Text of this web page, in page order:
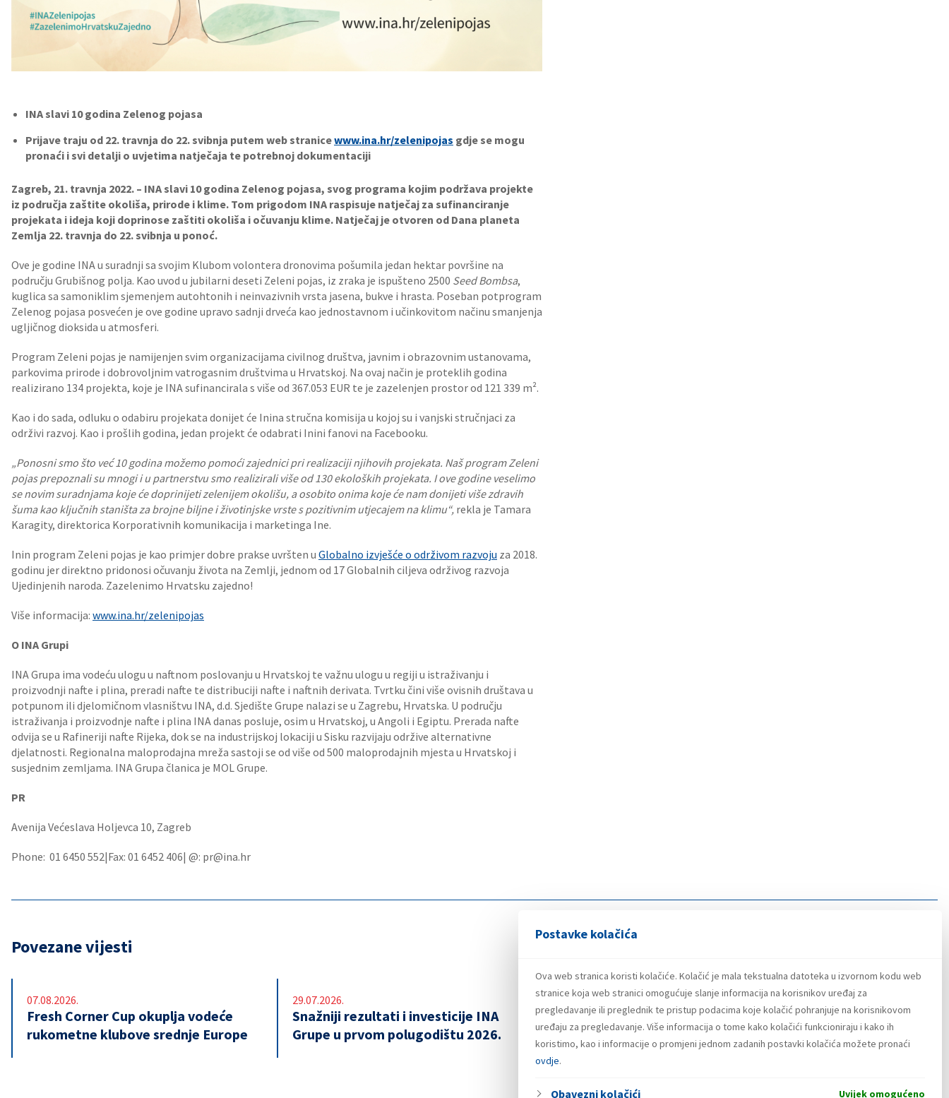
Postavke kolačića
Ova web stranica koristi kolačiće. Kolačić je mala tekstualna datoteka u izvornom kodu web
stranice koja web stranici omogućuje slanje informacija na korisnikov uređaj za
pregledavanje ili preglednik te pristup podacima koje kolačić pohranjuje na korisnikovom
uređaju za pregledavanje. Više informacija o tome kako kolačići funkcioniraju i kako ih
koristimo, kao i informacije o promjeni jednom zadanih postavki kolačića možete pronaći
ovdje.
Obavezni kolačići Uvijek omogućeno
INA slavi 10 godina Zelenog pojasa
Prijave traju od 22. travnja do 22. svibnja putem web stranicewww.ina.hr/zelenipojas gdje se mogu
pronaći i svi detalji o uvjetima natječaja te potrebnoj dokumentaciji
Zagreb, 21. travnja 2022. – INA slavi 10 godina Zelenog pojasa, svog programa kojim podržava projekte
iz područja zaštite okoliša, prirode i klime. Tom prigodom INA raspisuje natječaj za sufinanciranje
projekata i ideja koji doprinose zaštiti okoliša i očuvanju klime. Natječaj je otvoren od Dana planeta
Zemlja 22. travnja do 22. svibnja u ponoć.
Ove je godine INA u suradnji sa svojim Klubom volontera dronovima pošumila jedan hektar površine na
području Grubišnog polja. Kao uvod u jubilarni deseti Zeleni pojas, iz zraka je ispušteno 2500 Seed Bombsa,
kuglica sa samoniklim sjemenjem autohtonih i neinvazivnih vrsta jasena, bukve i hrasta. Poseban potprogram
Zelenog pojasa posvećen je ove godine upravo sadnji drveća kao jednostavnom i učinkovitom načinu smanjenja
ugljičnog dioksida u atmosferi.
Program Zeleni pojas je namijenjen svim organizacijama civilnog društva, javnim i obrazovnim ustanovama,
parkovima prirode i dobrovoljnim vatrogasnim društvima u Hrvatskoj. Na ovaj način je proteklih godina
realizirano 134 projekta, koje je INA sufinancirala s više od 367.053 EUR te je zazelenjen prostor od 121 339 m².
Kao i do sada, odluku o odabiru projekata donijet će Inina stručna komisija u kojoj su i vanjski stručnjaci za
održivi razvoj. Kao i prošlih godina, jedan projekt će odabrati Inini fanovi na Facebooku.
„Ponosni smo što već 10 godina možemo pomoći zajednici pri realizaciji njihovih projekata. Naš program Zeleni
pojas prepoznali su mnogi i u partnerstvu smo realizirali više od 130 ekoloških projekata. I ove godine veselimo
se novim suradnjama koje će doprinijeti zelenijem okolišu, a osobito onima koje će nam donijeti više zdravih
šuma kao ključnih staništa za brojne biljne i životinjske vrste s pozitivnim utjecajem na klimu“, rekla je Tamara
Karagity, direktorica Korporativnih komunikacija i marketinga Ine.
Inin program Zeleni pojas je kao primjer dobre prakse uvršten u Globalno izvješće o održivom razvoju za 2018.
godinu jer direktno pridonosi očuvanju života na Zemlji, jednom od 17 Globalnih ciljeva održivog razvoja
Ujedinjenih naroda. Zazelenimo Hrvatsku zajedno!
Više informacija: www.ina.hr/zelenipojas
O INA Grupi
INA Grupa ima vodeću ulogu u naftnom poslovanju u Hrvatskoj te važnu ulogu u regiji u istraživanju i
proizvodnji nafte i plina, preradi nafte te distribuciji nafte i naftnih derivata. Tvrtku čini više ovisnih društava u
potpunom ili djelomičnom vlasništvu INA, d.d. Sjedište Grupe nalazi se u Zagrebu, Hrvatska. U području
istraživanja i proizvodnje nafte i plina INA danas posluje, osim u Hrvatskoj, u Angoli i Egiptu. Prerada nafte
odvija se u Rafineriji nafte Rijeka, dok se na industrijskoj lokaciji u Sisku razvijaju održive alternativne
djelatnosti. Regionalna maloprodajna mreža sastoji se od više od 500 maloprodajnih mjesta u Hrvatskoj i
susjednim zemljama. INA Grupa članica je MOL Grupe.
PR
Avenija Većeslava Holjevca 10, Zagreb
Phone: 01 6450 552|Fax: 01 6452 406| @: pr@ina.hr
Povezane vijesti
07.08.2026.
Fresh Corner Cup okuplja vodeće
rukometne klubove srednje Europe
29.07.2026.
Snažniji rezultati i investicije INA
Grupe u prvom polugodištu 2026.